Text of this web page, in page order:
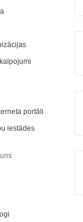
portāli
iestādes